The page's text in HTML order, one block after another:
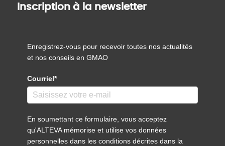
Inscription à la newsletter
Enregistrez-vous pour recevoir toutes nos actualités
et nos conseils en GMAO
Courriel*
En soumettant ce formulaire, vous acceptez
qu'ALTEVA mémorise et utilise vos données
personnelles dans les conditions décrites dans la